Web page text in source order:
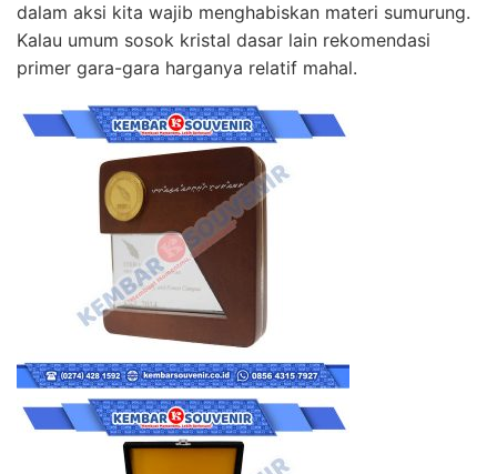
dalam aksi kita wajib menghabiskan materi sumurung.
Kalau umum sosok kristal dasar lain rekomendasi
primer gara-gara harganya relatif mahal.